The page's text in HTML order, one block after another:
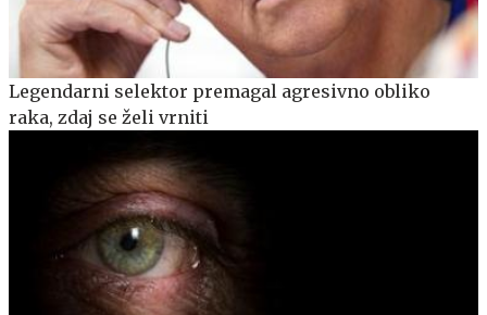
Legendarni selektor premagal agresivno obliko
raka, zdaj se želi vrniti